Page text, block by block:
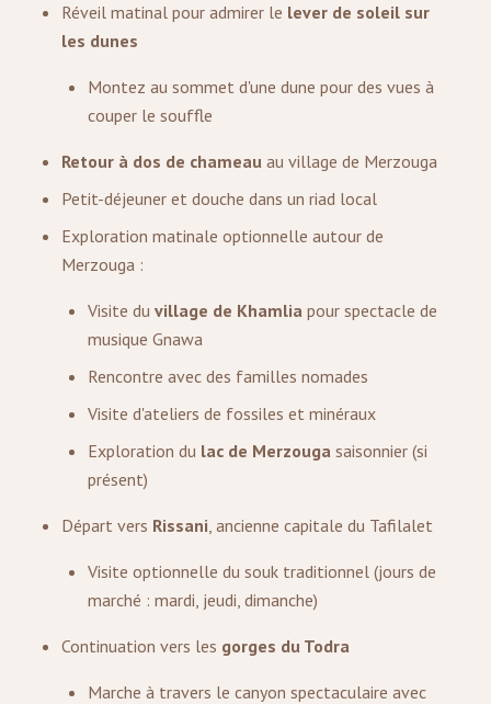
Réveil matinal pour admirer le lever de soleil sur
les dunes
Montez au sommet d'une dune pour des vues à
couper le souffle
Retour à dos de chameau au village de Merzouga
Petit-déjeuner et douche dans un riad local
Exploration matinale optionnelle autour de
Merzouga :
Visite du village de Khamlia pour spectacle de
musique Gnawa
Rencontre avec des familles nomades
Visite d'ateliers de fossiles et minéraux
Exploration du lac de Merzouga saisonnier (si
présent)
Départ vers Rissani, ancienne capitale du Tafilalet
Visite optionnelle du souk traditionnel (jours de
marché : mardi, jeudi, dimanche)
Continuation vers les gorges du Todra
Marche à travers le canyon spectaculaire avec